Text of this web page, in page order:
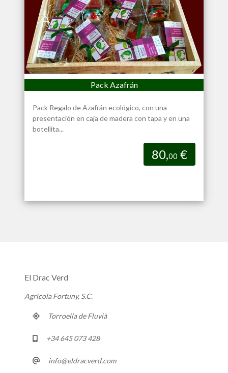
Pack Azafrán
Pack Regalo de Azafrán ecológico, con una
presentación en caja de madera con tapa y en una
botellita...
80,00 €
El Drac Verd
Agrícola Fortuny, S.C.
Torroella de Fluvià
+34 645 073 428
info@eldracverd.com